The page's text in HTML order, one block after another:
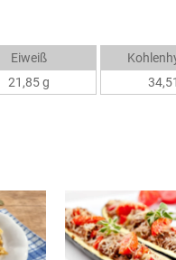
Eiweiß
21,85 g